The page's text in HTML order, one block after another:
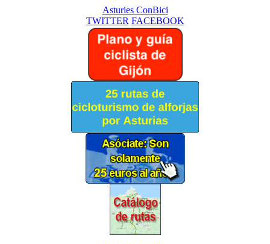
Asturies ConBici
TWITTER FACEBOOK